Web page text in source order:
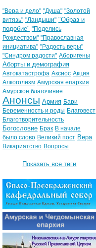
"Вера и дело" "Душа" "Золотой
витязь" "Ландыши" "Образ и
подобие" "Поделись
Рождеством" "Православная
инициатива" "Радость веры"
"Синдром радости" Аборигены
Аборты и демография
Автокатастрофа Аксиос Акция
Алкоголизм Амурская епархия
Амурское благочиние
Анонсы Армия Бари
Беременность и роды Благовест
Благотворительность
Богословие Брак В начале
было слово Великий пост Вера
Викариатство Вопросы
Показать все теги